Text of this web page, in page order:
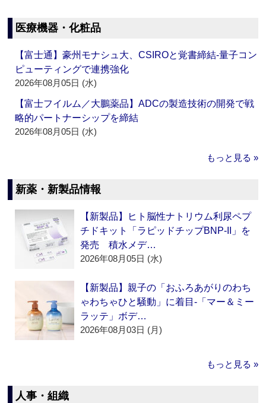
医療機器・化粧品
【富士通】豪州モナシュ大、CSIROと覚書締結‐量子コン
ピューティングで連携強化
2026年08月05日 (水)
【富士フイルム／大鵬薬品】ADCの製造技術の開発で戦
略的パートナーシップを締結
2026年08月05日 (水)
もっと見る »
新薬・新製品情報
【新製品】ヒト脳性ナトリウム利尿ペプ
チドキット「ラピッドチップBNP-II」を
発売 積水メデ…
2026年08月05日 (水)
【新製品】親子の「おふろあがりのわち
ゃわちゃひと騒動」に着目‐「マー＆ミー
ラッテ」ボデ…
2026年08月03日 (月)
もっと見る »
人事・組織